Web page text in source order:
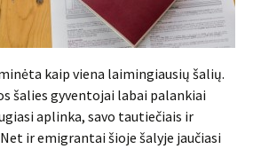
kaip viena laimingiausių šalių.
šalies gyventojai labai palankiai
aplinka, savo tautiečiais ir
ir emigrantai šioje šalyje jaučiasi